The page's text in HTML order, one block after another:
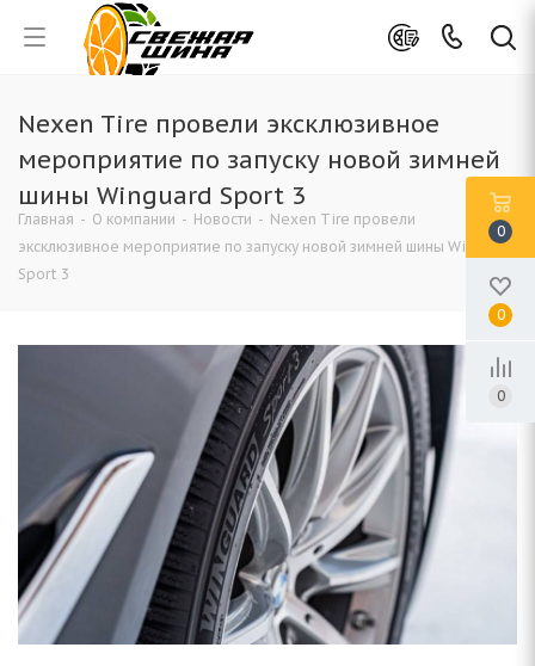
Nexen Tire провели эксклюзивное
мероприятие по запуску новой зимней
шины Winguard Sport 3
Главная - О компании - Новости - Nexen Tire провели
эксклюзивное мероприятие по запуску новой зимней шины Winguard
Sport 3
0
0
0